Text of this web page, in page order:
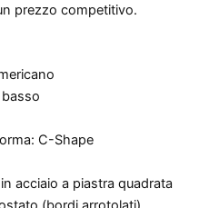
prezzo competitivo.
C-Shape
acciaio a piastra quadrata